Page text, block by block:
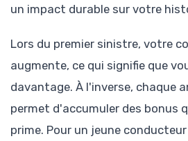
un impact durable sur votre
Lors du premier sinistre, votre
augmente, ce qui signifie que
davantage. À l'inverse, chaque
permet d'accumuler des bonus
prime. Pour un jeune